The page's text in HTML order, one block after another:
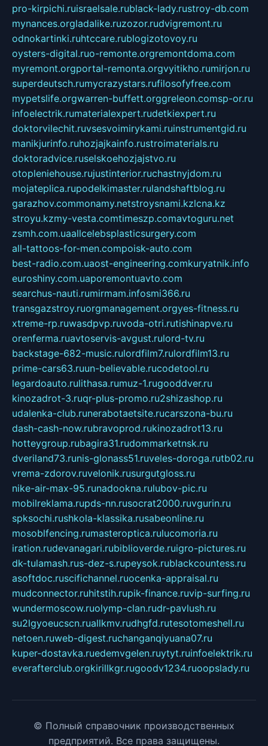
pro-kirpichi.ruisraelsale.rublack-lady.rustroy-db.com
mynances.orgladalike.ruzozor.rudvigremont.ru
odnokartinki.ruhtccare.rublogizotovoy.ru
oysters-digital.ruo-remonte.orgremontdoma.com
myremont.orgportal-remonta.orgvyitikho.rumirjon.ru
superdeutsch.rumycrazystars.rufilosofyfree.com
mypetslife.orgwarren-buffett.orggreleon.comsp-or.ru
infoelectrik.rumaterialexpert.rudetkiexpert.ru
doktorvilechit.ruvsesvoimirykami.ruinstrumentgid.ru
manikjurinfo.ruhozjajkainfo.rustroimaterials.ru
doktoradvice.ruselskoehozjajstvo.ru
otopleniehouse.rujustinterior.ruchastnyjdom.ru
mojateplica.rupodelkimaster.rulandshaftblog.ru
garazhov.commonamy.netstroysnami.kzlcna.kz
stroyu.kzmy-vesta.comtimeszp.comavtoguru.net
zsmh.com.uaallcelebsplasticsurgery.com
all-tattoos-for-men.compoisk-auto.com
best-radio.com.uaost-engineering.comkuryatnik.info
euroshiny.com.uaporemontuavto.com
searchus-nauti.rumirmam.infosmi366.ru
transgazstroy.ruorgmanagement.orgyes-fitness.ru
xtreme-rp.ruwasdpvp.ruvoda-otri.rutishinapve.ru
orenferma.ruavtoservis-avgust.rulord-tv.ru
backstage-682-music.rulordfilm7.rulordfilm13.ru
prime-cars63.ruun-believable.rucodetool.ru
legardoauto.rulithasa.rumuz-1.rugooddver.ru
kinozadrot-3.ruqr-plus-promo.ru2shizashop.ru
udalenka-club.runerabotaetsite.rucarszona-bu.ru
dash-cash-now.rubravoprod.rukinozadrot13.ru
hotteygroup.rubagira31.rudommarketnsk.ru
dveriland73.runis-glonass51.ruveles-doroga.rutb02.ru
vrema-zdorov.ruvelonik.rusurgutgloss.ru
nike-air-max-95.runadookna.rulubov-pic.ru
mobilreklama.rupds-nn.rusocrat2000.ruvgurin.ru
spksochi.rushkola-klassika.rusabeonline.ru
mosoblfencing.rumasteroptica.rulucomoria.ru
iration.rudevanagari.rubiblioverde.ruigro-pictures.ru
dk-tulamash.rus-dez-s.rupeysok.rublackcountess.ru
asoftdoc.ruscifichannel.ruocenka-appraisal.ru
mudconnector.ruhitstih.rupik-finance.ruvip-surfing.ru
wundermoscow.ruolymp-clan.rudr-pavlush.ru
su2lgyoeucscn.ruallkmv.rudhgfd.rutesotomeshell.ru
netoen.ruweb-digest.ruchanganqiyuana07.ru
kuper-dostavka.ruedemvgelen.ruytyt.ruinfoelektrik.ru
everafterclub.orgkirillkgr.rugoodv1234.ruoopslady.ru
© Полный справочник производственных
предприятий. Все права защищены.